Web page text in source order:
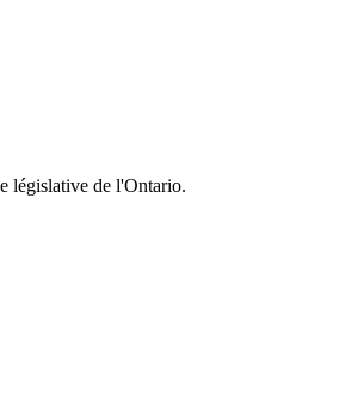
législative de l'Ontario.